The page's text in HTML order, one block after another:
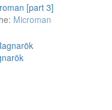
[part 3]
Microman